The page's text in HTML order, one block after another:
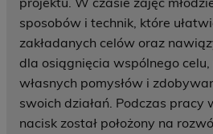
sposobów i technik, które
zakładanych celów oraz
dla osiągnięcia wspólnego
własnych pomysłów i
swoich działań. Podczas
nacisk został położony na